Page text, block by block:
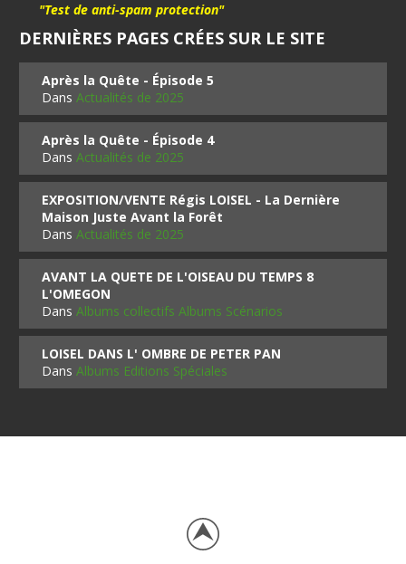
"Test de anti-spam protection"
DERNIÈRES PAGES CRÉES SUR LE SITE
Après la Quête - Épisode 5
DansActualités de 2025
Après la Quête - Épisode 4
DansActualités de 2025
EXPOSITION/VENTE Régis LOISEL - La Dernière
Maison Juste Avant la Forêt
DansActualités de 2025
AVANT LA QUETE DE L'OISEAU DU TEMPS 8
L'OMEGON
DansAlbums collectifs Albums Scénarios
LOISEL DANS L' OMBRE DE PETER PAN
DansAlbums Editions Spéciales